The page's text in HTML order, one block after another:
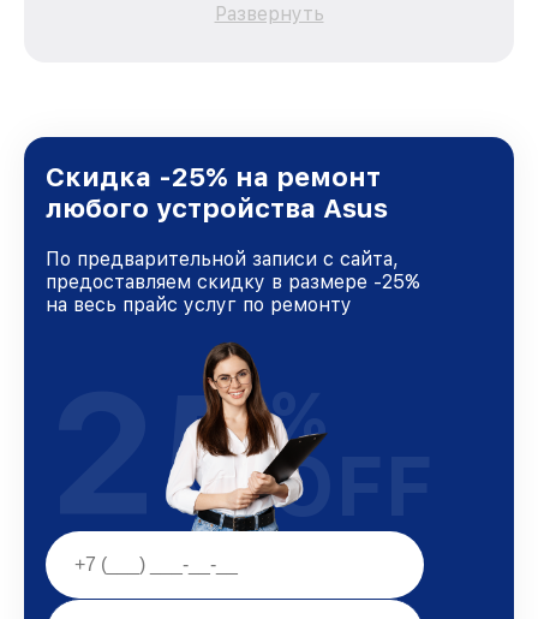
каждого пользователя продукции Asus, вне
Краснодаре, постоянно повышая уровень
доверия и лояльности наших клиентов.
Развернуть
Скидка -25% на ремонт
любого устройства Asus
По предварительной записи с сайта,
предоставляем скидку в размере -25%
на весь прайс услуг по ремонту
25%
OFF